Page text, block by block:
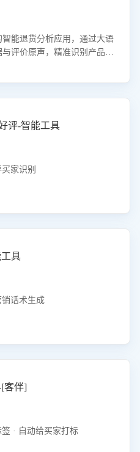
能退货分析应用，通过大语
评价原声，精准识别产品质
动产品迭代，从根本上降低
评-智能工具
家识别
具
销话术生成
客伴]
· 自动给买家打标